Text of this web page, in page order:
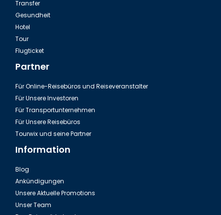
Transfer
Gesundheit
Hotel
Tour
Flugticket
Partner
Für Online-Reisebüros und Reiseveranstalter
Für Unsere Investoren
Für Transportunternehmen
Für Unsere Reisebüros
Tourwix und seine Partner
Information
Blog
Ankündigungen
Unsere Aktuelle Promotions
Unser Team